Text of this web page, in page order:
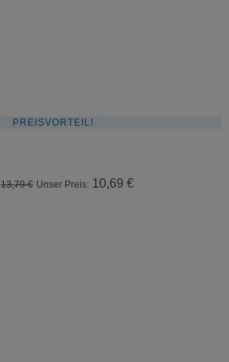
PREISVORTEIL!
13,79€ Ursprünglicher
Unser Preis: 10,69 €Aktueller